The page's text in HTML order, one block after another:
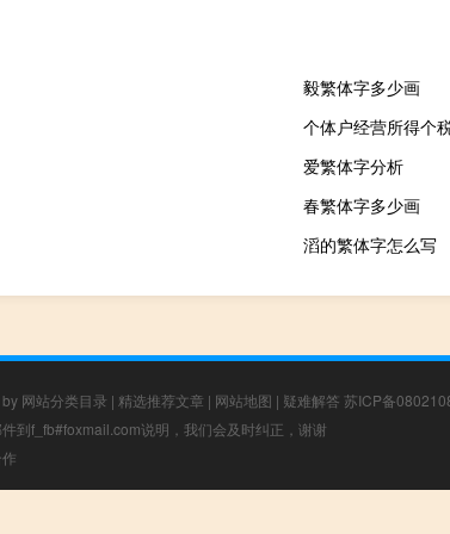
毅繁体字多少画
个体户经营所得个
爱繁体字分析
春繁体字多少画
滔的繁体字怎么写
网站分类目录 | 精选推荐文章 | 网站地图 | 疑难解答 苏ICP备
到f_fb#foxmail.com说明，我们会及时纠正，谢谢